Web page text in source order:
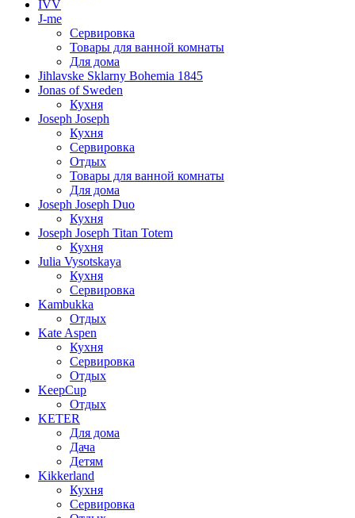
IVV
J-me
Сервировка
Товары для ванной комнаты
Для дома
Jihlavske Sklarny Bohemia 1845
Jonas of Sweden
Кухня
Joseph Joseph
Кухня
Сервировка
Отдых
Товары для ванной комнаты
Для дома
Joseph Joseph Duo
Кухня
Joseph Joseph Titan Totem
Кухня
Julia Vysotskaya
Кухня
Сервировка
Kambukka
Отдых
Kate Aspen
Кухня
Сервировка
Отдых
KeepCup
Отдых
KETER
Для дома
Дача
Детям
Kikkerland
Кухня
Сервировка